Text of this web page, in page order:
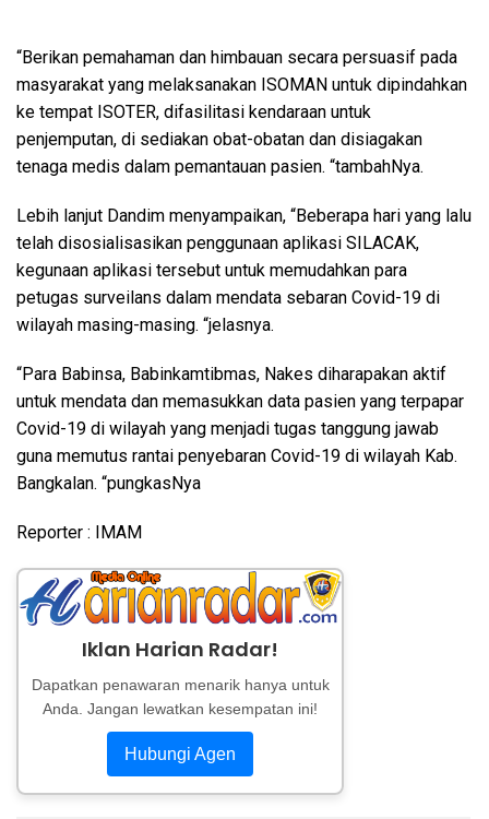
“Berikan pemahaman dan himbauan secara persuasif pada
masyarakat yang melaksanakan ISOMAN untuk dipindahkan
ke tempat ISOTER, difasilitasi kendaraan untuk
penjemputan, di sediakan obat-obatan dan disiagakan
tenaga medis dalam pemantauan pasien. “tambahNya.
Lebih lanjut Dandim menyampaikan, “Beberapa hari yang lalu
telah disosialisasikan penggunaan aplikasi SILACAK,
kegunaan aplikasi tersebut untuk memudahkan para
petugas surveilans dalam mendata sebaran Covid-19 di
wilayah masing-masing. “jelasnya.
“Para Babinsa, Babinkamtibmas, Nakes diharapakan aktif
untuk mendata dan memasukkan data pasien yang terpapar
Covid-19 di wilayah yang menjadi tugas tanggung jawab
guna memutus rantai penyebaran Covid-19 di wilayah Kab.
Bangkalan. “pungkasNya
Reporter : IMAM
Iklan Harian Radar!
Dapatkan penawaran menarik hanya untuk
Anda. Jangan lewatkan kesempatan ini!
Hubungi Agen